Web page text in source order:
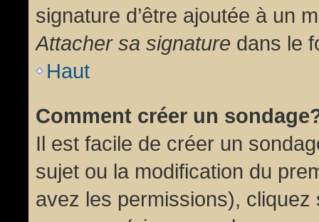
signature d’être ajoutée à un
Attacher sa signature dans le
Haut
Comment créer un
Il est facile de créer un
sujet ou la modification du
avez les permissions), cliquez